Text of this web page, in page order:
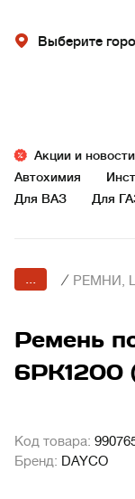
Выберите
Акции и новости
Автохимия
Для ВАЗ
Для
... / РЕМНИ,
Ремень
6PK1200
Код товара:
Бренд: DAYCO